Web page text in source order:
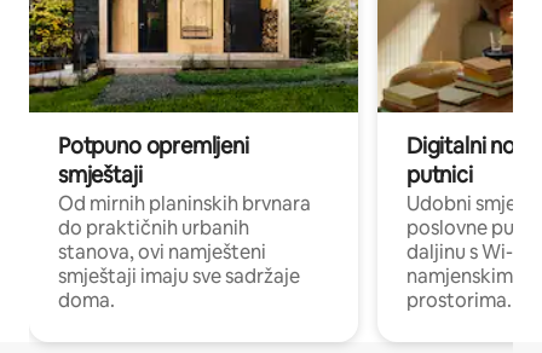
Potpuno opremljeni
smještaji
Od mirnih planinskih brvnara
do praktičnih urbanih
stanova, ovi namješteni
smještaji imaju sve sadržaje
doma.
Digitalni
putnici
Udobni
poslovne
daljinu s Wi-Fi
namjenskim
prostorima.